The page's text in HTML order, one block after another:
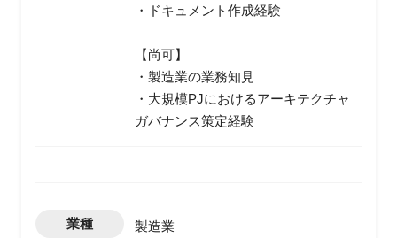
・ドキュメント作成経験
【尚可】
・製造業の業務知見
・大規模PJにおけるアーキテクチャ
ガバナンス策定経験
業種 製造業